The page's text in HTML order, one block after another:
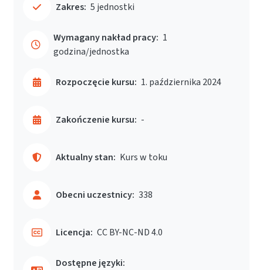
Zakres: 5 jednostki
Wymagany nakład pracy: 1
godzina/jednostka
Rozpoczęcie kursu: 1. października 2024
Zakończenie kursu: -
Aktualny stan: Kurs w toku
Obecni uczestnicy: 338
Licencja: CC BY-NC-ND 4.0
Dostępne języki: